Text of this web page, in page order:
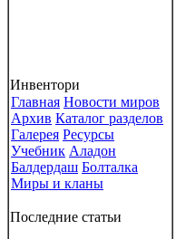
Инвентори
Главная Новости миров
Архив Каталог разделов
Галерея Ресурсы
Учебник Аладон
Балдердаш Болталка
Миры и кланы
Последние статьи